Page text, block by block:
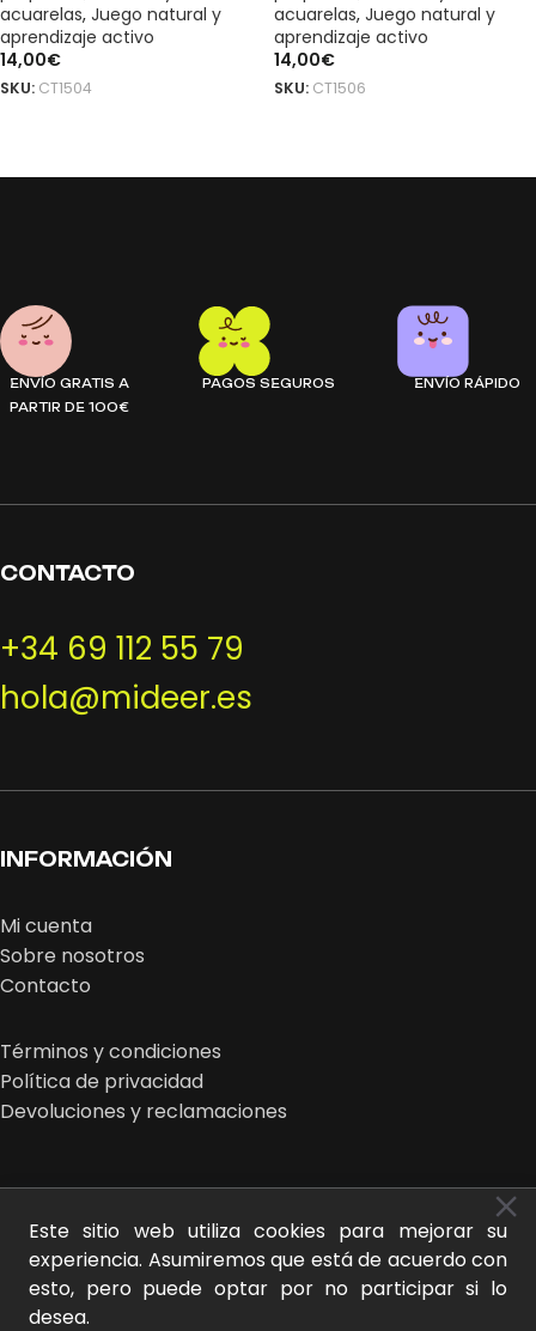
acuarelas, Juego natural y
aprendizaje activo
14,00€
SKU: CT1504
acuarelas, Juego natural y
aprendizaje activo
14,00€
SKU: CT1506
ENVÍO GRATIS A
PARTIR DE 100€
PAGOS SEGUROS ENVÍO RÁPIDO
CONTACTO
+34 69 112 55 79
hola@mideer.es
INFORMACIÓN
Mi cuenta
Sobre nosotros
Contacto
Términos y condiciones
Política de privacidad
Devoluciones y reclamaciones
MIDEER © 2025 | design: THE NEW LOOK
Este sitio web utiliza cookies para mejorar su
experiencia. Asumiremos que está de acuerdo con
esto, pero puede optar por no participar si lo
desea.